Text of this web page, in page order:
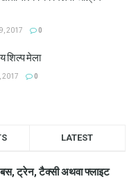
2017 0
शिल्प मेला
2017 0
LATEST
बस, ट्रेन, टैक्सी अथवा फ्लाइट